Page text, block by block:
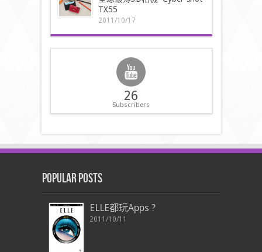
TX55
2011/10/17
26
Subscribers
Popular Posts
ELLE都玩Apps ?
2011/10/11